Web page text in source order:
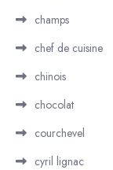
champs
chef de cuisine
chinois
chocolat
courchevel
cyril lignac